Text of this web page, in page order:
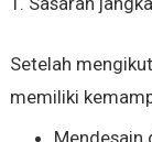
Setelah
memiliki
Mendesain